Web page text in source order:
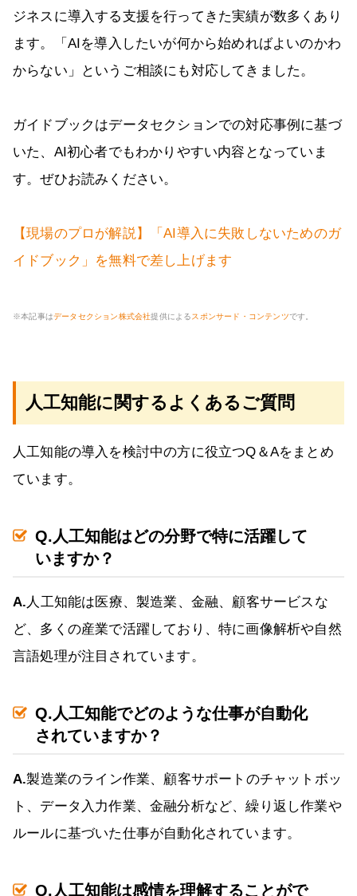
ジネスに導入する支援を行ってきた実績が数多くあり
ます。「AIを導入したいが何から始めればよいのかわ
からない」というご相談にも対応してきました。
ガイドブックはデータセクションでの対応事例に基づ
いた、AI初心者でもわかりやすい内容となっていま
す。ぜひお読みください。
【現場のプロが解説】「AI導入に失敗しないためのガ
イドブック」を無料で差し上げます
※本記事はデータセクション株式会社提供によるスポンサード・コンテンツです。
人工知能に関するよくあるご質問
人工知能の導入を検討中の方に役立つQ＆Aをまとめ
ています。
Q.人工知能はどの分野で特に活躍して
いますか？
A. 人工知能は医療、製造業、金融、顧客サービスな
ど、多くの産業で活躍しており、特に画像解析や自然
言語処理が注目されています。
Q.人工知能でどのような仕事が自動化
されていますか？
A.製造業のライン作業、顧客サポートのチャットボッ
ト、データ入力作業、金融分析など、繰り返し作業や
ルールに基づいた仕事が自動化されています。
Q.人工知能は感情を理解することがで